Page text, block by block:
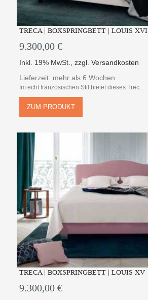
TRECA | BOXSPRINGBETT | LOUIS XVI
9.300,00 €
Inkl. 19% MwSt. ,zzgl.Versandkosten
Lieferzeit: mehr als 6 Wochen
Im echt französischen Stil bietet dieses Trec...
ZUM PRODUKT
TRECA | BOXSPRINGBETT | LOUIS XV
9.300,00 €